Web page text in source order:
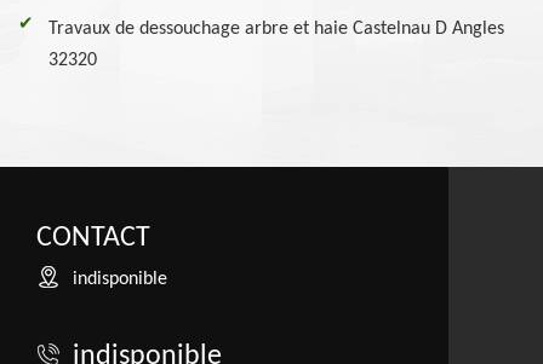
Travaux de dessouchage arbre et haie Castelnau D Angles
32320
CONTACT
indisponible
indisponible